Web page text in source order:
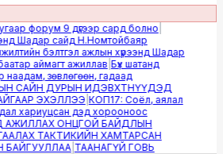
форум 9 дүгээр сард болно|
Шадар сайд Н.Номтойбаяр
бэлтгэл ажлын хүрээнд Шадар
аймагт ажиллав|Бүх шатанд
зөвлөгөөн, гадаад
САЙН ДУРЫН ИДЭВХТНҮҮДЭД
ЭХЭЛЛЭЭ|КОП17: Соёл, аялал
хариуцсан дэд хорооноос
ОНЦГОЙ БАЙДЛЫН
ТАКТИКИЙН ХАМТАРСАН
|ТААНАГҮЙ ГОВЬ